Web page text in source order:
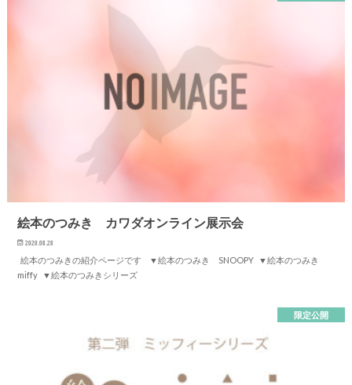
絵本のつみき カワダオンライン展示会
2020.08.28
絵本のつみきの紹介ページです ▼絵本のつみき SNOOPY ▼絵本のつみき
miffy ▼絵本のつみきシリーズ
限定公開